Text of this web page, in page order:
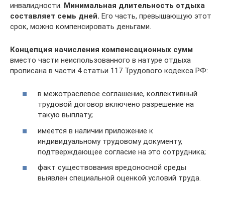
инвалидности. Минимальная длительность отдыха
составляет семь дней. Его часть, превышающую этот
срок, можно компенсировать деньгами.
Концепция начисления компенсационных сумм
вместо части неиспользованного в натуре отдыха
прописана в части 4 статьи 117 Трудового кодекса РФ:
в межотраслевое соглашение, коллективный
трудовой договор включено разрешение на
такую выплату;
имеется в наличии приложение к
индивидуальному трудовому документу,
подтверждающее согласие на это сотрудника;
факт существования вредоносной среды
выявлен специальной оценкой условий труда.